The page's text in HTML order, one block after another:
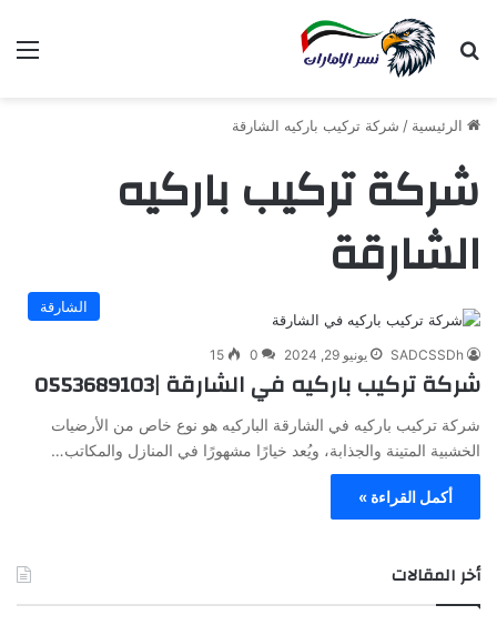
بحث عن
الرئيسية / شركة تركيب باركيه الشارقة
شركة تركيب باركيه
الشارقة
الشارقة
SADCSSDh يونيو 29, 2024 0
15
شركة تركيب باركيه في الشارقة |0553689103
شركة تركيب باركيه في الشارقة الباركيه هو نوع خاص من الأرضيات
الخشبية المتينة والجذابة، ويُعد خيارًا مشهورًا في المنازل والمكاتب…
أكمل القراءة »
أخر المقالات